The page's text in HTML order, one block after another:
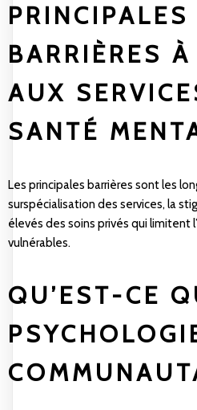
PRINCIPALES
BARRIÈRES À
AUX
SANTÉ
Les principales barrières sont les
surspécialisation des services, la
élevés des soins privés qui limitent
vulnérables.
QU’EST-CE